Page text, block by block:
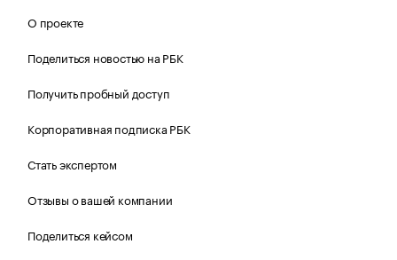
О проекте
Поделиться новостью на РБК
Получить пробный доступ
Корпоративная подписка РБК
Стать экспертом
Отзывы о вашей компании
Поделиться кейсом